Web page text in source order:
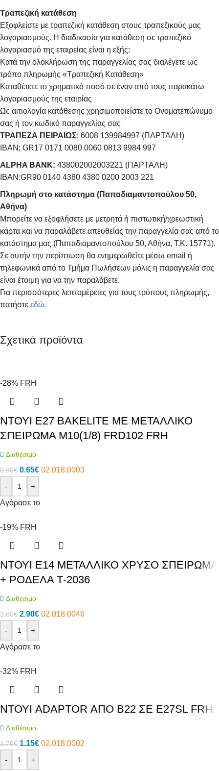
Τραπεζική κατάθεση
Εξοφλείστε με τραπεζική κατάθεση στους τραπεζικούς μας
λογαριασμούς. Η διαδικασία για κατάθεση σε τραπεζικό
λογαριασμό της εταιρείας είναι η εξής:
Κατά την ολοκλήρωση της παραγγελίας σας διαλέγετε ως
τρόπο πληρωμής «Τραπεζική Κατάθεση»
Καταθέτετε το χρηματικό ποσό σε έναν από τους παρακάτω
λογαριασμούς της εταιρίας
Ως αιτιολογία κατάθεσης χρησιμοποιείστε το Ονοματεπώνυμο
σας ή τον κωδικό παραγγελίας σας
ΤΡΑΠΕΖΑ ΠΕΙΡΑΙΩΣ: 6008 139984997 (ΠΑΡΤΑΛΗ)
IBAN; GR17 0171 0080 0060 0813 9984 997
ALPHA BANK: 438002002003221 (ΠΑΡΤΑΛΗ)
IBAN:GR90 0140 4380 4380 0200 2003 221
Πληρωμή στο κατάστημα (Παπαδιαμαντοπούλου 50,
Αθήνα)
Μπορείτε να εξοφλήσετε με μετρητά ή πιστωτική/χρεωστική
κάρτα και να παραλάβετε απευθείας την παραγγελία σας από το
κατάστημα μας (Παπαδιαμαντοπούλου 50, Αθήνα, Τ.Κ. 15771).
Σε αυτήν την περίπτωση θα ενημερωθείτε μέσω email ή
τηλεφωνικά από το Τμήμα Πωλήσεων μόλις η παραγγελία σας
είναι έτοιμη για να την παραλάβετε.
Για περισσότερες λεπτομέρειες για τους τρόπους πληρωμής,
πατήστε εδώ.
Σχετικά προϊόντα
-28% FRH
ΝΤΟΥΙ E27 BAKELITE ΜΕ ΜΕΤΑΛΛΙΚΟ
ΣΠΕΙΡΩΜΑ M10(1/8) FRD102 FRH
Διαθέσιμο
0.90€ 0.65€ 02.018.0003
-
+
Αγόρασε το
-19% FRH
ΝΤΟΥΙ E14 ΜΕΤΑΛΛΙΚΟ ΧΡΥΣΟ ΣΠΕΙΡΩΜΑ
+ ΡΟΔΕΛΑ Τ-2036
Διαθέσιμο
3.60€ 2.90€ 02.018.0046
-
+
Αγόρασε το
-32% FRH
ΝΤΟΥΙ ADAPTOR ΑΠΟ B22 ΣΕ E27SL FRH
Διαθέσιμο
1.70€ 1.15€ 02.018.0002
-
+